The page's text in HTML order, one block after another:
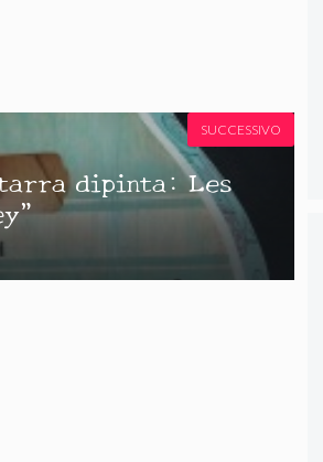
dipinta: Les
SUCCESSIVO